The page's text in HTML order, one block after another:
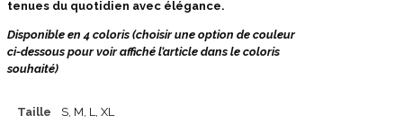
tenues du quotidien avec élégance.
Disponible en 4 coloris (choisir une option de couleur
ci-dessous pour voir affiché l’article dans le coloris
souhaité)
Taille S, M, L, XL